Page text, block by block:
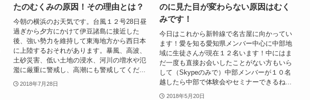
たのむくみの原因！その理由とは？
今朝の横浜のお天気です。台風１２号28日昼
過ぎから夕方にかけて伊豆諸島に接近した
後、強い勢力を維持して東海地方から西日本
に上陸するおそれがあります。暴風、高波、
土砂災害、低い土地の浸水、河川の増水や氾
濫に厳重に警戒し、高潮にも警戒してくだ...
2018年7月28日
のに見た目が変わらない原因はむく
みです！
今日はこれから新幹線で名古屋に向かってい
ます！愛を知る愛知県メンバー中心に中部地
域に生徒さんが現在１２名います！中にはま
だ一度も直接お会いしたことがない方もいら
して（Skypeのみで）中部メンバーが１０名
越したら中部で体験会やセミナーできるね...
2018年5月20日